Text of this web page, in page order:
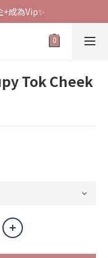
成為Vip✨
Tok Cheek